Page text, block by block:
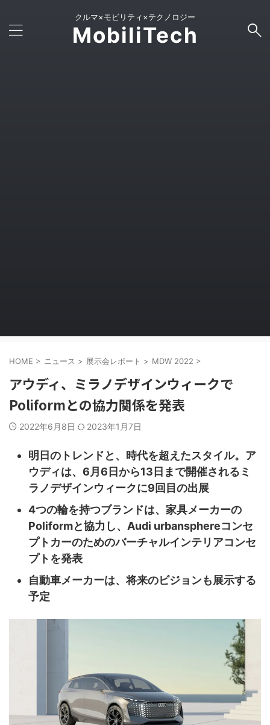
クルマ×モビリティ×テクノロジー
MobiliTech
HOME > ニュース > 展示会レポート > MDW 2022 >
アウディ、ミラノデザインウィークで
Poliformとの協力関係を発表
2022年6月8日 2023年1月7日
明日のトレンドと、時代を超えたスタイル。ア
ウディは、6月6日から13日まで開催されるミ
ラノデザインウィークに9回目の出展
4つの輪を持つブランドは、家具メーカーの
Poliformと協力し、Audi urbansphereコンセ
プトカーのためのバーチャルインテリアコンセ
プトを発表
自動車メーカーは、将来のビジョンも展示する
予定